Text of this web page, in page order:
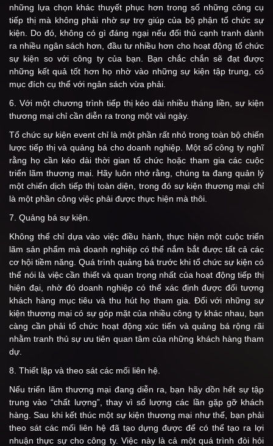
những lựa chọn khác thuyết phục hơn trong số những công cụ
tiếp thị mà không phải nhờ sự trợ giúp của bộ phận tổ chức sự
kiện. Do đó, không có gì đáng ngại nếu đối thủ cạnh tranh dành
ra nhiều ngân sách hơn, đầu tư nhiều hơn cho hoạt động tổ chức
sự kiện so với công ty của bạn. Bạn chắc chắn sẽ đạt được
những kết quả tốt hơn họ nhờ vào những sự kiện tập trung, có
mục đích cụ thể với ngân sách vừa phải.
6. Với một chương trình tiếp thị kéo dài nhiều tháng liền, sự kiện
thương mại chỉ cần diễn ra trong một vài ngày.
Tổ chức sự kiện event chỉ là một phần rất nhỏ trong toàn bộ chiến
lược tiếp thị và quảng bá cho doanh nghiệp. Một số công ty nghĩ
rằng họ cần kéo dài thời gian tổ chức hoặc tham gia các cuộc
triển lãm thương mại. Hãy luôn nhớ rằng, chúng ta đang quản lý
một chiến dịch tiếp thị toàn diện, trong đó sự kiện thương mại chỉ
là một phần công việc phải được thực hiện mà thôi.
7. Quảng bá sự kiện.
Không thể chỉ dựa vào việc điều hành, thực hiện một cuộc triển
lãm sản phẩm mà doanh nghiệp có thể nắm bắt được tất cả các
cơ hội tiềm năng. Quá trình quảng bá trước khi tổ chức sự kiện có
thể nói là việc cần thiết và quan trọng nhất của hoạt động tiếp thị
hiện đại, nhờ đó doanh nghiệp có thể xác định được đối tượng
khách hàng mục tiêu và thu hút họ tham gia. Đối với những sự
kiện thương mại có sự góp mặt của nhiều công ty khác nhau, bạn
càng cần phải tổ chức hoạt động xúc tiến và quảng bá rộng rãi
nhằm tranh thủ sự ưu tiên quan tâm của những khách hàng tham
dự.
8. Thiết lập và theo sát các mối liên hệ.
Nếu triển lãm thương mại đang diễn ra, bạn hãy dồn hết sự tập
trung vào “chất lượng”, thay vì số lượng các lần gặp gỡ khách
hàng. Sau khi kết thúc một sự kiện thương mại như thế, bạn phải
theo sát các mối liên hệ đã tạo dựng được để có thể tạo ra lợi
nhuận thực sự cho công ty. Việc này là cả một quá trình đòi hỏi